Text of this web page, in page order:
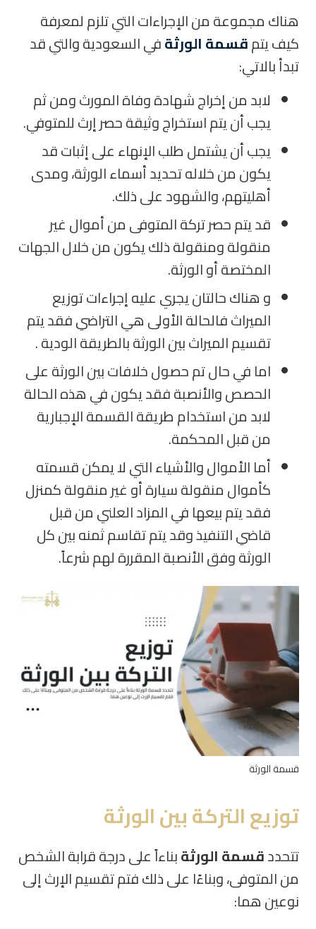
هناك مجموعة من الإجراءات التي تلزم لمعرفة
كيف يتمقسمة الورثةفي السعودية والتي قد
تبدأ بالاتي:
لابد من إخراج شهادة وفاة المورث ومن ثم
يجب أن يتم استخراج وثيقة حصر إرث للمتوفي.
يجب أن يشتمل طلب الإنهاء على إثبات قد
يكون من خلاله تحديد أسماء الورثة، ومدى
أهليتهم، والشهود على ذلك.
قد يتم حصر تركة المتوفى من أموال غير
منقولة ومنقولة ذلك يكون من خلال الجهات
المختصة أو الورثة.
و هناك حالتان يجري عليه إجراءات توزيع
الميراث فالحالة الأولى هي التراضي فقد يتم
تقسيم الميراث بين الورثة بالطريقة الودية .
اما في حال تم حصول خلافات بين الورثة على
الحصص والأنصبة فقد يكون في هذه الحالة
لابد من استخدام طريقة القسمة الإجبارية
من قبل المحكمة.
أما الأموال والأشياء التي لا يمكن قسمته
كأموال منقولة سيارة أو غير منقولة كمنزل
فقد يتم بيعها في المزاد العلني من قبل
قاضي التنفيذ وقد يتم تقاسم ثمنه بين كل
الورثة وفق الأنصبة المقررة لهم شرعاً.
قسمة الورثة
توزيع التركة بين الورثة
تتحددقسمة الورثةبناءاً على درجة قرابة الشخص
من المتوفى، وبناءًا على ذلك فتم تقسيم الإرث إلى
نوعين هما: